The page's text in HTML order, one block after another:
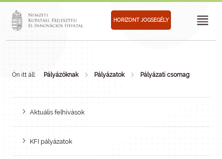
HORIZONT JOGSEGÉLY
Ön itt áll: Pályázóknak Pályázatok Pályázati csomag
Aktuális felhívások
KFI pályázatok